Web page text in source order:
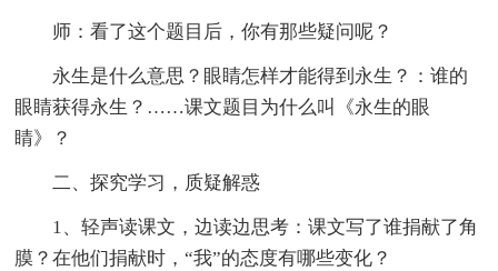
师：看了这个题目后，你有那些疑问呢？
永生是什么意思？眼睛怎样才能得到永生？：谁的
眼睛获得永生？……课文题目为什么叫《永生的眼
睛》？
二、探究学习，质疑解惑
1、轻声读课文，边读边思考：课文写了谁捐献了角
膜？在他们捐献时，“我”的态度有哪些变化？